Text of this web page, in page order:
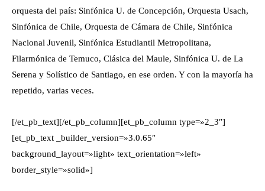
orquesta del país: Sinfónica U. de Concepción, Orquesta Usach,
Sinfónica de Chile, Orquesta de Cámara de Chile, Sinfónica
Nacional Juvenil, Sinfónica Estudiantil Metropolitana,
Filarmónica de Temuco, Clásica del Maule, Sinfónica U. de La
Serena y Solístico de Santiago, en ese orden. Y con la mayoría ha
repetido, varias veces.
[/et_pb_text][/et_pb_column][et_pb_column type=»2_3″]
[et_pb_text _builder_version=»3.0.65″
background_layout=»light» text_orientation=»left»
border_style=»solid»]